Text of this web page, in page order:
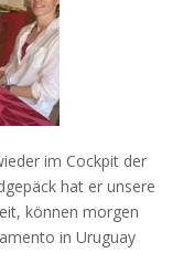
im Cockpit der
hat er unsere
können morgen
in Uruguay